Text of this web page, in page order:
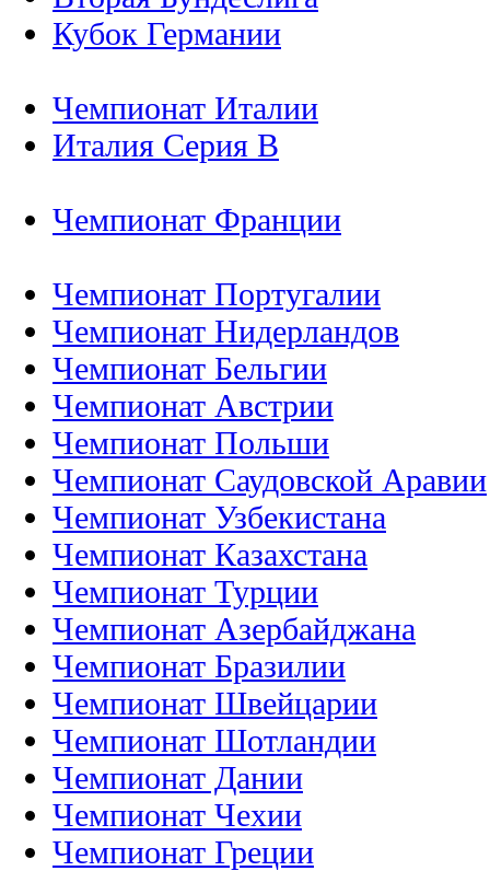
Кубок Германии
Чемпионат Италии
Италия Серия B
Чемпионат Франции
Чемпионат Португалии
Чемпионат Нидерландов
Чемпионат Бельгии
Чемпионат Австрии
Чемпионат Польши
Чемпионат Саудовской Аравии
Чемпионат Узбекистана
Чемпионат Казахстана
Чемпионат Турции
Чемпионат Азербайджана
Чемпионат Бразилии
Чемпионат Швейцарии
Чемпионат Шотландии
Чемпионат Дании
Чемпионат Чехии
Чемпионат Греции